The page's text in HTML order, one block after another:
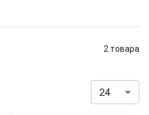
и 2 товара
фильтры
24